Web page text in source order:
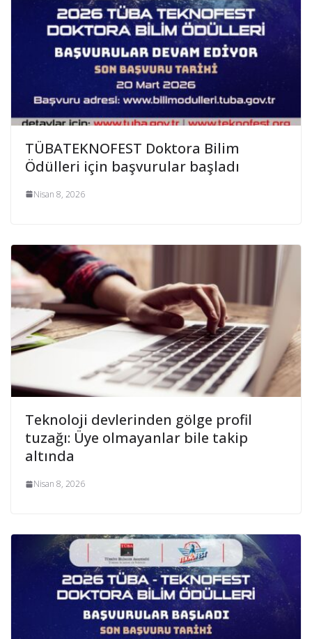
TÜBATEKNOFEST Doktora Bilim
Ödülleri için başvurular başladı
Nisan 8, 2026
Teknoloji devlerinden gölge profil
tuzağı: Üye olmayanlar bile takip
altında
Nisan 8, 2026